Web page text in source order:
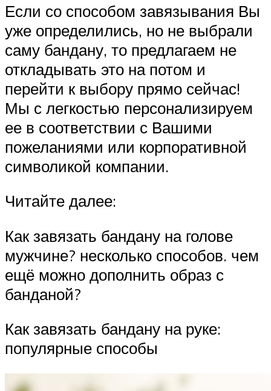
Если со способом завязывания Вы
уже определились, но не выбрали
саму бандану, то предлагаем не
откладывать это на потом и
перейти к выбору прямо сейчас!
Мы с легкостью персонализируем
ее в соответствии с Вашими
пожеланиями или корпоративной
символикой компании.
Читайте далее:
Как завязать бандану на голове
мужчине? несколько способов. чем
ещё можно дополнить образ с
банданой?
Как завязать бандану на руке:
популярные способы